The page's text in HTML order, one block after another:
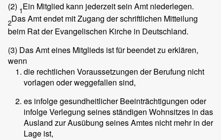
(2) 1Ein Mitglied kann jederzeit sein Amt niederlegen.
2Das Amt endet mit Zugang der schriftlichen Mitteilung
beim Rat der Evangelischen Kirche in Deutschland.
(3) Das Amt eines Mitglieds ist für beendet zu erklären,
wenn
die rechtlichen Voraussetzungen der Berufung nicht
vorlagen oder weggefallen sind,
es infolge gesundheitlicher Beeinträchtigungen oder
infolge Verlegung seines ständigen Wohnsitzes in das
Ausland zur Ausübung seines Amtes nicht mehr in der
Lage ist,